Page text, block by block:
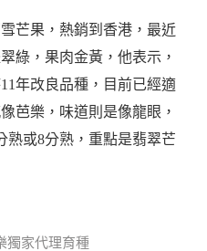
芒果，熱銷到香港，最近
綠，果肉金黃，他表示，
年改良品種，目前已經適
芭樂，味道則是像龍眼，
熟或8分熟，重點是翡翠芒
獨家代理育種